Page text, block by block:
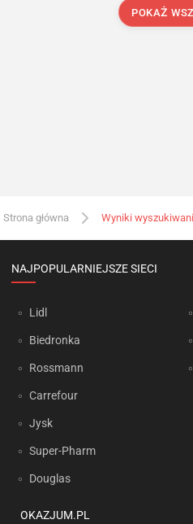
POKAŻ
Strona główna Wyniki
NAJPOPULARNIEJSZE SIECI
Lidl
Biedronka
Rossmann
Carrefour
Jysk
Super-Pharm
Douglas
OKAZJUM.PL